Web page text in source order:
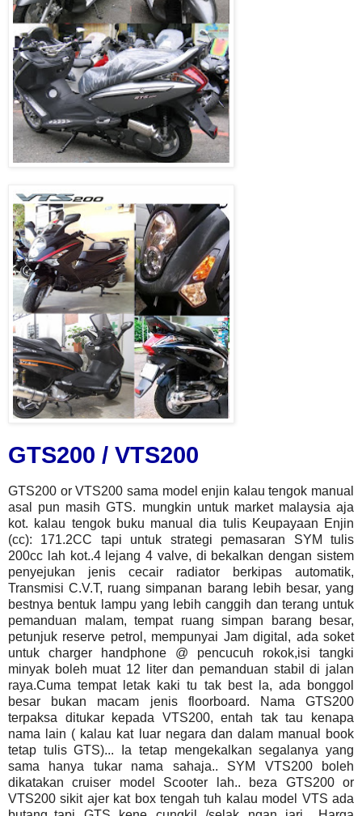
GTS200 / VTS200
GTS200 or VTS200 sama model enjin kalau tengok manual
asal pun masih GTS. mungkin untuk market malaysia aja
kot. kalau tengok buku manual dia tulis Keupayaan Enjin
(cc): 171.2CC tapi untuk strategi pemasaran SYM tulis
200cc lah kot..4 lejang 4 valve, di bekalkan dengan sistem
penyejukan jenis cecair radiator berkipas automatik,
Transmisi C.V.T, ruang simpanan barang lebih besar, yang
bestnya bentuk lampu yang lebih canggih dan terang untuk
pemanduan malam, tempat ruang simpan barang besar,
petunjuk reserve petrol, mempunyai Jam digital, ada soket
untuk charger handphone @ pencucuh rokok,isi tangki
minyak boleh muat 12 liter dan pemanduan stabil di jalan
raya.Cumatempat letak kaki tu tak best la, ada bonggol
besar bukan macam jenis floorboard. Nama GTS200
terpaksa ditukar kepada VTS200, entah tak tau kenapa
nama lain ( kalau kat luar negara dan dalam manual book
tetap tulis GTS)...
Ia tetap mengekalkan segalanya yang
sama hanya tukar nama sahaja.. SYM VTS200 boleh
dikatakancruiser model Scooter lah.. beza GTS200 or
VTS200 sikit ajerkat box tengah tuh kalau model VTS ada